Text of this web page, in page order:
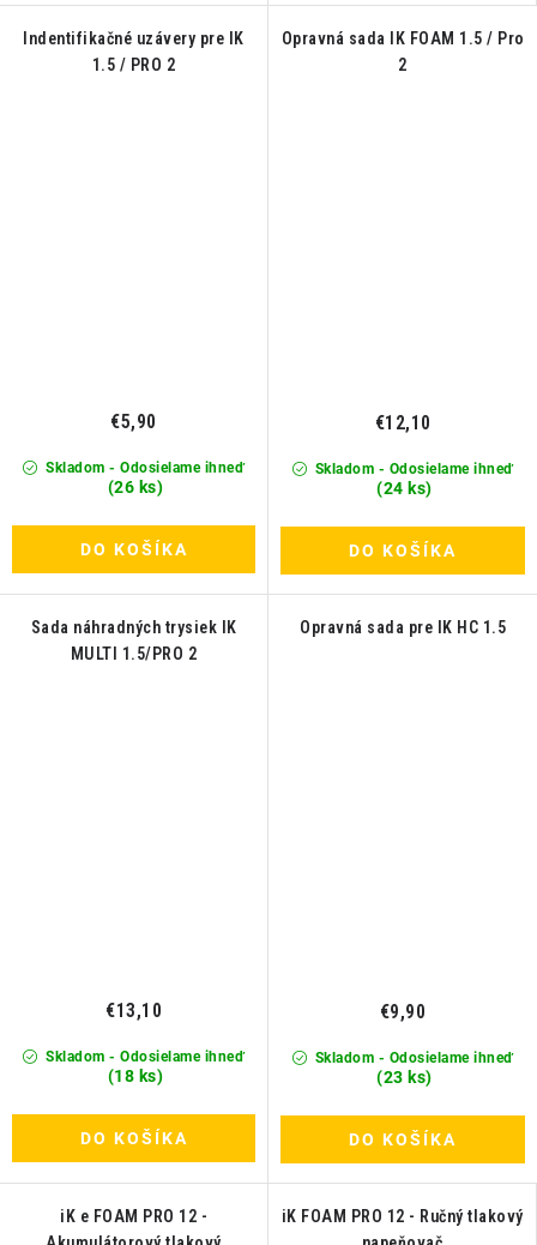
Indentifikačné uzávery pre IK
1.5 / PRO 2
Skladom - Odosielame ihneď
(26 ks)
€5,90
DO KOŠÍKA
Opravná sada IK FOAM 1.5 / Pro
2
Skladom - Odosielame ihneď
(24 ks)
€12,10
DO KOŠÍKA
Sada náhradných trysiek IK
MULTI 1.5/PRO 2
Skladom - Odosielame ihneď
(18 ks)
€13,10
DO KOŠÍKA
Opravná sada pre IK HC 1.5
Skladom - Odosielame ihneď
(23 ks)
€9,90
DO KOŠÍKA
iK e FOAM PRO 12 -
iK FOAM PRO 12 - Ručný tlakový